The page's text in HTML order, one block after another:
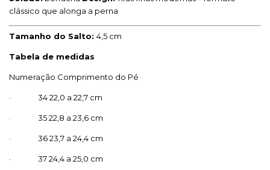
clássico que alonga a perna
Tamanho do Salto: 4,5 cm
Tabela de medidas
Numeração Comprimento do Pé
· 34 22,0 a 22,7 cm
· 35 22,8 a 23,6 cm
· 36 23,7 a 24,4 cm
· 37 24,4 a 25,0 cm